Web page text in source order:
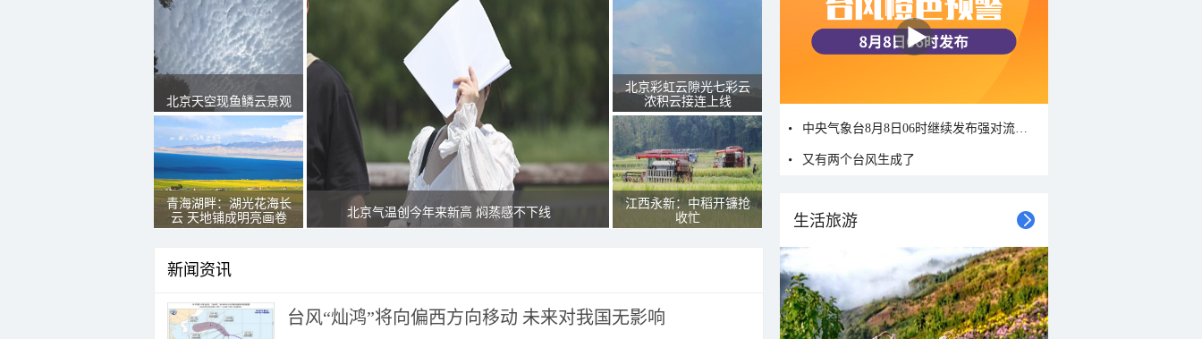
北京天空现鱼鳞云景观
青海湖畔：湖光花海长
云 天地铺成明亮画卷
北京气温创今年来新高 焖蒸感不下线
北京彩虹云隙光七彩云
浓积云接连上线
江西永新：中稻开镰抢
收忙
新闻资讯
台风“灿鸿”将向偏西方向移动 未来对我国无影响
又有两个台风生成了
生活旅游